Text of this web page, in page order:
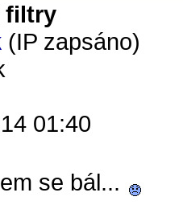
filtry
(IP zapsáno)
01:40
se bál...